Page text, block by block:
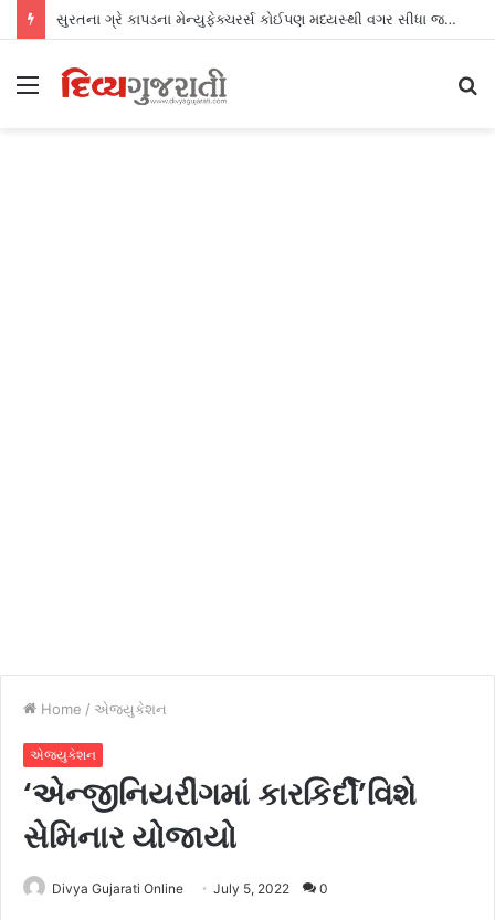
સુરતના ગ્રે કાપડના મેન્યુફેક્ચરર્સ કોઈપણ મધ્યસ્થી વગર સીધા જ શ્રીલંકાના આધુનિક ગારમેન્ટ યુનિટ્સને ફેબ્રિક એક્સપોર્ટ કરી શકશે
Menu
Home / એજ્યુકેશન
એજ્યુકેશન
‘એન્જીનિયરીંગમાં કારકિર્દી’વિશે
સેમિનાર યોજાયો
Divya Gujarati Online July 5, 2022 0